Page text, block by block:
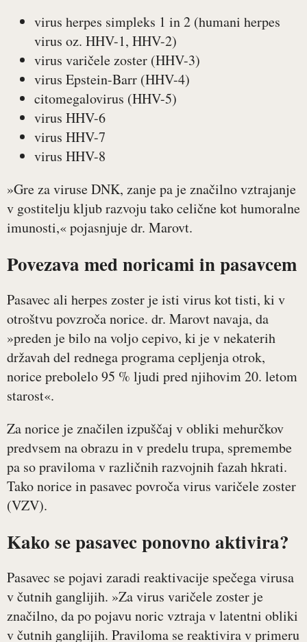
virus herpes simpleks 1 in 2 (humani herpes
virus oz. HHV-1, HHV-2)
virus varičele zoster (HHV-3)
virus Epstein-Barr (HHV-4)
citomegalovirus (HHV-5)
virus HHV-6
virus HHV-7
virus HHV-8
»Gre za viruse DNK, zanje pa je značilno vztrajanje
v gostitelju kljub razvoju tako celične kot humoralne
imunosti,« pojasnjuje dr. Marovt.
Povezava med noricami in pasavcem
Pasavec ali herpes zoster je isti virus kot tisti, ki v
otroštvu povzroča norice. dr. Marovt navaja, da
»preden je bilo na voljo cepivo, ki je v nekaterih
državah del rednega programa cepljenja otrok,
norice prebolelo 95 % ljudi pred njihovim 20. letom
starost«.
Za norice je značilen izpuščaj v obliki mehurčkov
predvsem na obrazu in v predelu trupa, spremembe
pa so praviloma v različnih razvojnih fazah hkrati.
Tako norice in pasavec povroča virus varičele zoster
(VZV).
Kako se pasavec ponovno aktivira?
Pasavec se pojavi zaradi reaktivacije spečega virusa
v čutnih ganglijih. »Za virus varičele zoster je
značilno, da po pojavu noric vztraja v latentni obliki
v čutnih ganglijih. Praviloma se reaktivira v primeru